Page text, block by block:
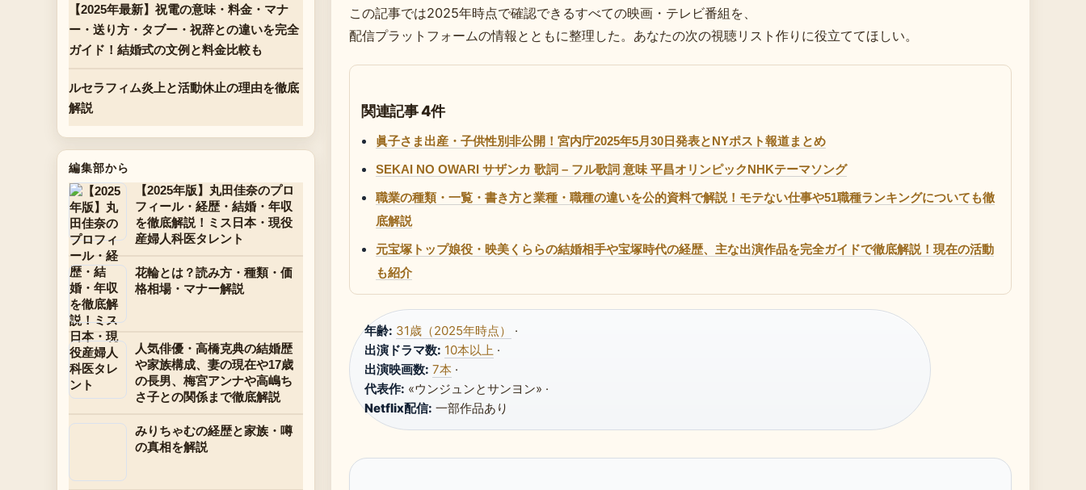
この記事では2025年時点で確認できるすべての映画・テレビ番組を、
配信プラットフォームの情報とともに整理した。あなたの次の視聴リスト作りに役立ててほしい。
関連記事 4件
眞子さま出産・子供性別非公開！宮内庁2025年5月30日発表とNYポスト報道まとめ
SEKAI NO OWARI サザンカ 歌詞 – フル歌詞 意味 平昌オリンピックNHKテーマソング
職業の種類・一覧・書き方と業種・職種の違いを公的資料で解説！モテない仕事や51職種ランキングについても徹
底解説
元宝塚トップ娘役・映美くららの結婚相手や宝塚時代の経歴、主な出演作品を完全ガイドで徹底解説！現在の活動
も紹介
年齢: 31歳（2025年時点）
·
出演ドラマ数: 10本以上 ·
出演映画数: 7本 ·
代表作: «ウンジュンとサンヨン» ·
Netflix配信: 一部作品あり
【2025年最新】祝電の意味・料金・マナ
ー・送り方・タブー・祝辞との違いを完全
ガイド！結婚式の文例と料金比較も
ルセラフィム炎上と活動休止の理由を徹底
解説
編集部から
【2025年版】丸田佳奈のプロ
フィール・経歴・結婚・年収
を徹底解説！ミス日本・現役
産婦人科医タレント
花輪とは？読み方・種類・価
格相場・マナー解説
人気俳優・高橋克典の結婚歴
や家族構成、妻の現在や17歳
の長男、梅宮アンナや高嶋ち
さ子との関係まで徹底解説
みりちゃむの経歴と家族・噂
の真相を解説